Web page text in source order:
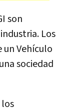
son
Los
un Vehículo
sociedad